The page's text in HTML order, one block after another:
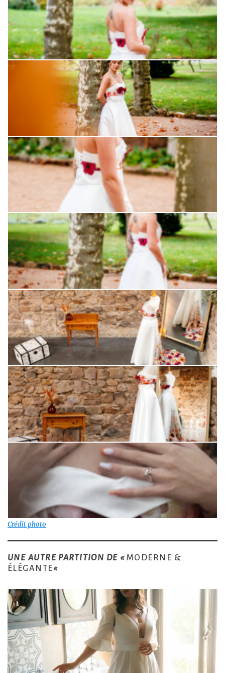
Crédit photo
UNE AUTRE PARTITION DE « MODERNE &
ÉLÉGANTE«